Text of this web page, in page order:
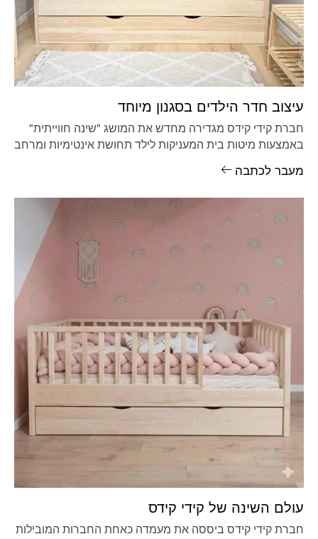
עיצוב חדר הילדים בסגנון מיוחד
חברת קידי קידס מגדירה מחדש את המושג "שינה חווייתית"
באמצעות מיטות בית המעניקות לילד תחושת אינטימיות ומרחב
מעבר לכתבה
עולם השינה של קידי קידס
חברת קידי קידס ביססה את מעמדה כאחת החברות המובילות